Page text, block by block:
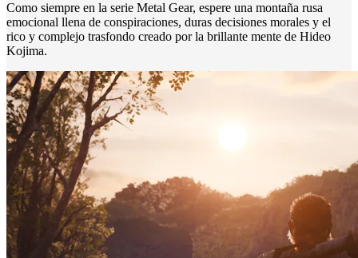
Como siempre en la serie Metal Gear, espere una montaña rusa
emocional llena de conspiraciones, duras decisiones morales y el
rico y complejo trasfondo creado por la brillante mente de Hideo
Kojima.